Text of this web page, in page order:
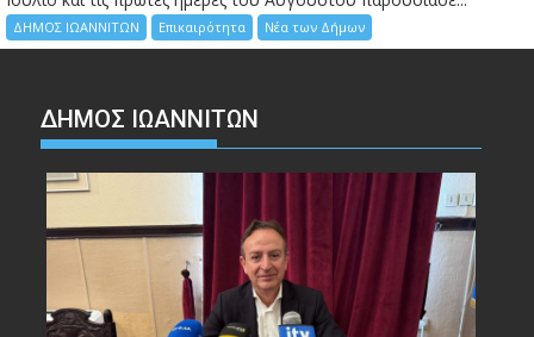
ΔΗΜΟΣ ΙΩΑΝΝΙΤΩΝ Επικαιρότητα Νέα των Δήμων
ΔΗΜΟΣ ΙΩΑΝΝΙΤΩΝ